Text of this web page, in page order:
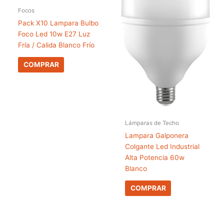
Focos
Pack X10 Lampara Bulbo
Foco Led 10w E27 Luz
Fría / Calida Blanco Frío
COMPRAR
Lámparas de Techo
Lampara Galponera
Colgante Led Industrial
Alta Potencia 60w
Blanco
COMPRAR